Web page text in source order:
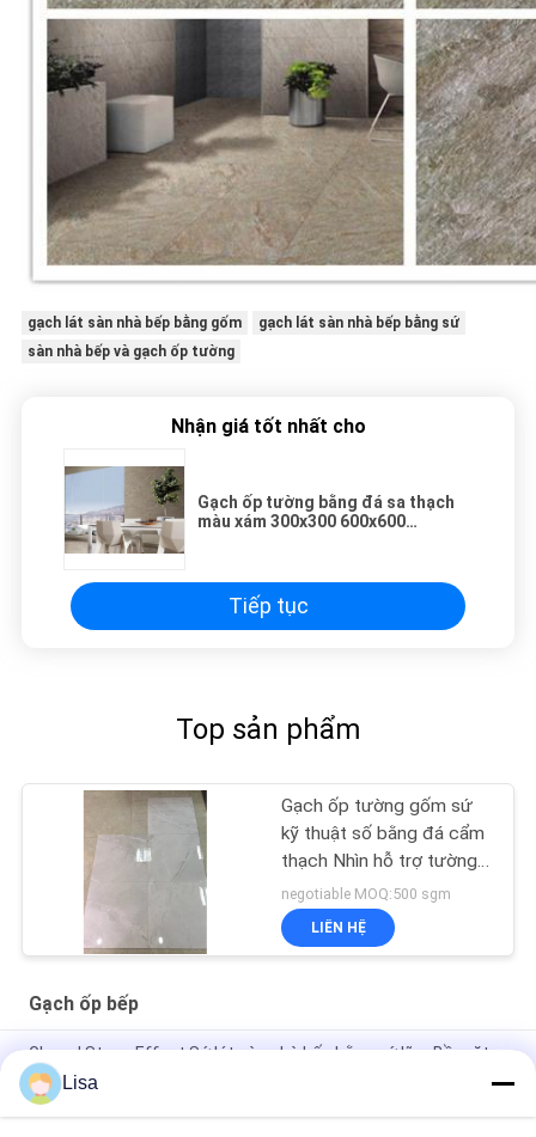
gạch lát sàn nhà bếp bằng gốm
gạch lát sàn nhà bếp bằng sứ
sàn nhà bếp và gạch ốp tường
Nhận giá tốt nhất cho
Gạch ốp tường bằng đá sa thạch
màu xám 300x300 600x600
Tiếp tục
Top sản phẩm
Gạch ốp tường gốm sứ
kỹ thuật số bằng đá cẩm
thạch Nhìn hỗ trợ tường
tráng men 24'X 24 '
negotiable MOQ:500 sgm
LIÊN HỆ
Gạch ốp bếp
Glazed Stone Effect Sứ lát sàn nhà bếp bằng sứ lõm Bề mặt
hoa văn lồi
Gạch ốp tường bằng đá tự nhiên / Gạch gốm 24x24 Giấy chứng
Lisa